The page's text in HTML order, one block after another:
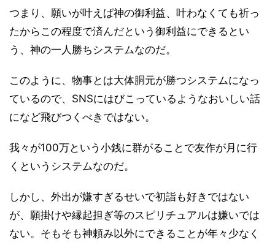
つまり、願いが叶えば神の御利益、叶わなくても祈っ
たからこの程度で済んだという御利益にできるとい
う、神の一人勝ちシステムなのだ。
このように、物事とは大体胴元が勝つシステムになっ
ているので、SNSにはびこっているようなおいしい話
になど飛びつくべきではない。
我々が100万という小銭に群がることで友作が月に行
くというシステムなのだ。
しかし、外出が嫌すぎるせいで初詣も好きではない
が、願掛けや縁起担ぎ等のスピリチュアルは嫌いでは
ない。そもそも神頼み以外にできることが年々少なく